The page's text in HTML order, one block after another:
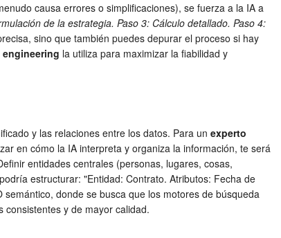
causa errores o simplificaciones), se fuerza a la IA a
de la estrategia. Paso 3: Cálculo detallado. Paso 4:
sino que también puedes depurar el proceso si hay
la utiliza para maximizar la fiabilidad y
y las relaciones entre los datos. Para un experto
en cómo la IA interpreta y organiza la información, te será
entidades centrales (personas, lugares, cosas,
estructurar: "Entidad: Contrato. Atributos: Fecha de
donde se busca que los motores de búsqueda
consistentes y de mayor calidad.